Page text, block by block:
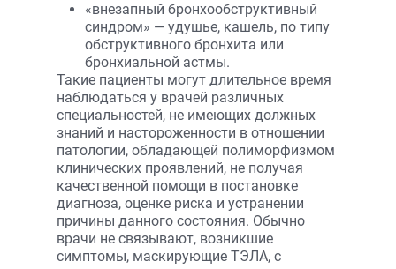
«внезапный бронхообструктивный
синдром» — удушье, кашель, по типу
обструктивного бронхита или
бронхиальной астмы.
Такие пациенты могут длительное время
наблюдаться у врачей различных
специальностей, не имеющих должных
знаний и настороженности в отношении
патологии, обладающей полиморфизмом
клинических проявлений, не получая
качественной помощи в постановке
диагноза, оценке риска и устранении
причины данного состояния. Обычно
врачи не связывают, возникшие
симптомы, маскирующие ТЭЛА, с